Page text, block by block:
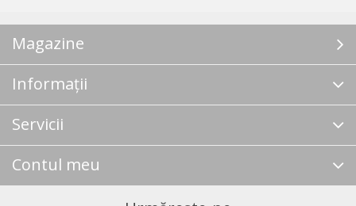
Magazine
Informații
Servicii
Contul meu